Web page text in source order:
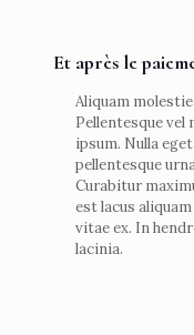
Et après le
Aliquam
Pellentesque
ipsum. Nulla
pellentesque
Curabitur
est lacus
vitae ex. In
lacinia.